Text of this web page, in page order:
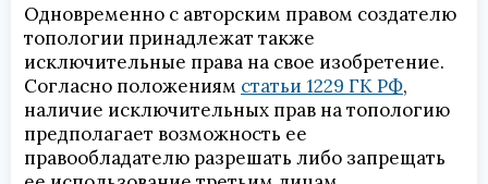
Одновременно с авторским правом создателю
топологии принадлежат также
исключительные права на свое изобретение.
Согласно положениям статьи 1229 ГК РФ,
наличие исключительных прав на топологию
предполагает возможность ее
правообладателю разрешать либо запрещать